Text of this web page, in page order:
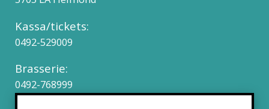
Kassa/tickets:
0492-529009
Brasserie:
0492-768999